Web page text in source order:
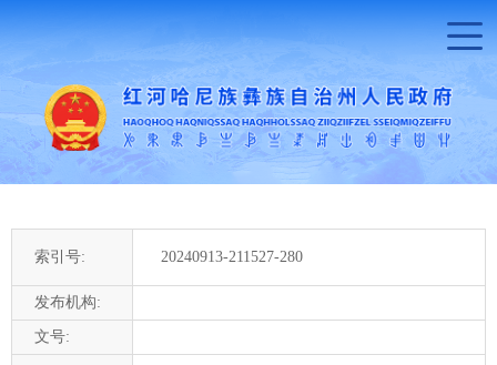
索引号: 20240913-211527-280
发布机构:
文号: